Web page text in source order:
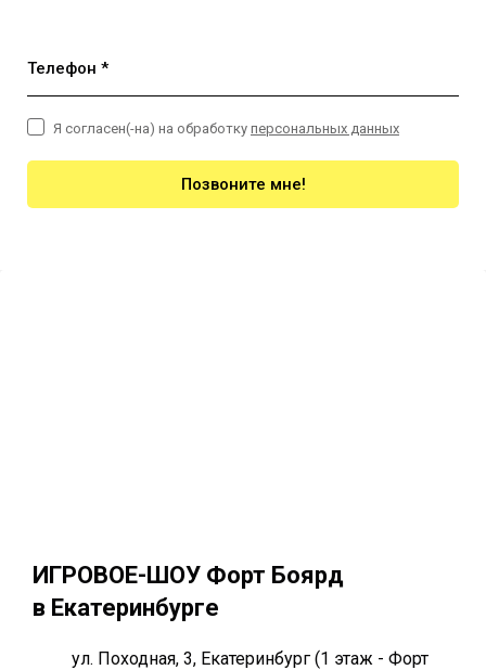
Телефон *
Позвоните мне!
Я согласен(-на) на обработку персональных данных
ИГРОВОЕ-ШОУ Форт Боярд
в Екатеринбурге
ул. Походная, 3, Екатеринбург (1 этаж - Форт